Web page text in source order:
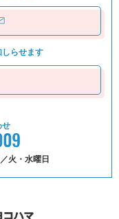
しらせます
せ
火・水曜日